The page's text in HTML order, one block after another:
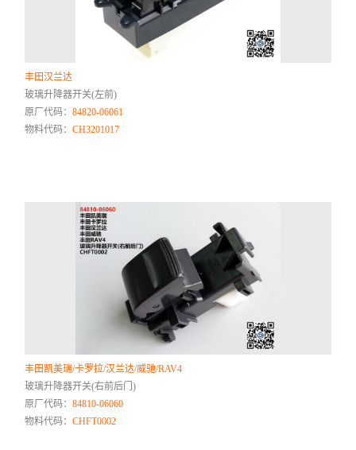
丰田汉兰达
玻璃升降器开关(左前)
原厂代码：84820-06061
物料代码：CH3201017
丰田凯美瑞/卡罗拉/汉兰达/威驰/RAV4
玻璃升降器开关(右前后门)
原厂代码：84810-06060
物料代码：CHFT0002